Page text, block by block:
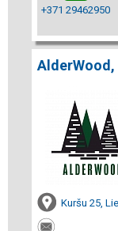
+371 29462950
Kuršu 25,